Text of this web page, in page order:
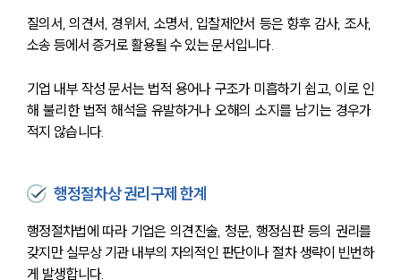
질의서, 의견서, 경위서, 소명서, 입찰제안서 등은 향후 감사, 조사,
소송 등에서 증거로 활용될 수 있는 문서입니다.
기업 내부 작성 문서는 법적 용어나 구조가 미흡하기 쉽고, 이로 인
해 불리한 법적 해석을 유발하거나 오해의 소지를 남기는 경우가
적지 않습니다.
행정절차상 권리구제 한계
행정절차법에 따라 기업은 의견진술, 청문, 행정심판 등의 권리를
갖지만 실무상 기관 내부의 자의적인 판단이나 절차 생략이 빈번하
게 발생합니다.